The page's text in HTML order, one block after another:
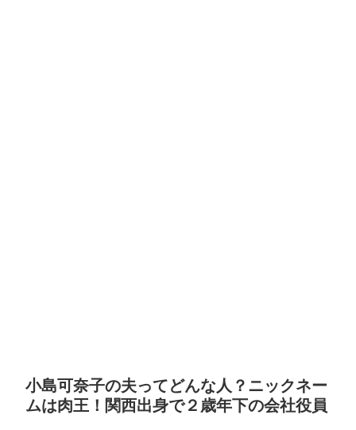
小島可奈子の夫ってどんな人？ニックネー
ムは肉王！関西出身で２歳年下の会社役員